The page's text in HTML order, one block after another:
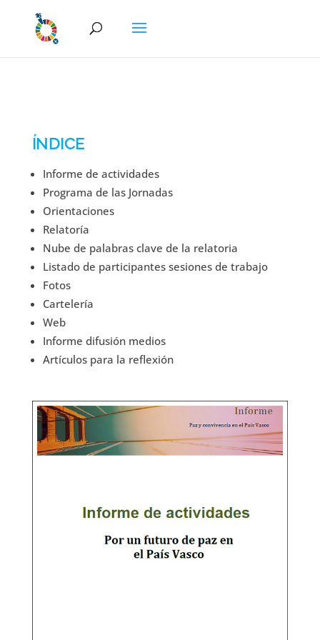
ÍNDICE
Informe de actividades
Programa de las Jornadas
Orientaciones
Relatoría
Nube de palabras clave de la relatoria
Listado de participantes sesiones de trabajo
Fotos
Cartelería
Web
Informe difusión medios
Artículos para la reflexión